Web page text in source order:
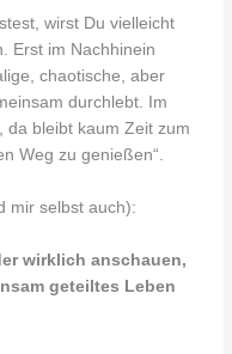
wirst Du vielleicht
Erst im Nachhinein
chaotische, aber
durchlebt. Im
da bleibt kaum Zeit zum
Weg zu genießen“.
mir selbst auch):
wirklich anschauen,
geteiltes Leben